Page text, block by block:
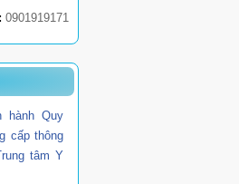
0901919171
hành Quy
cấp thông
tâm Y